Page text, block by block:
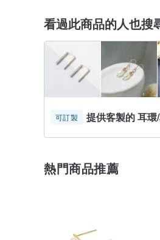
看過此商品的人也搜
可訂製 提供客製的 耳環
熱門商品推薦